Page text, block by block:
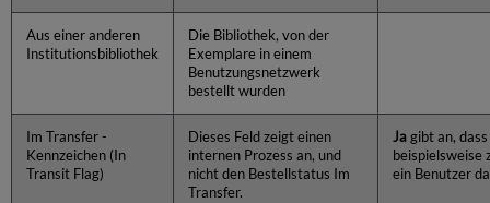
Aus einer anderen
Institutionsbibliothek
Die Bibliothek, von der
Exemplare in einem
Benutzungsnetzwerk
bestellt wurden
Im Transfer -
Kennzeichen (In
Transit Flag)
Dieses Feld zeigt einen
internen Prozess an, und
nicht den Bestellstatus Im
Transfer.
Jagibt an,
beispielsweise
ein Benutzer